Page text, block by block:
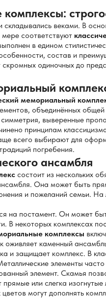
складывались веками. В
соответствуют
в едином
состав и
одиночных до
мемориальный
объединённых общей
выверенные
принципам
всего выбирают для
погребения.
ансамбля
состоит из нескольких
Она может быть
и пожеланий семьи.
на постамент. Он может
В некоторых комплексах
комплексы
каменный
и защищает комплекс. В
элементы
элемент. Скамья
или слегка
могут дополнять